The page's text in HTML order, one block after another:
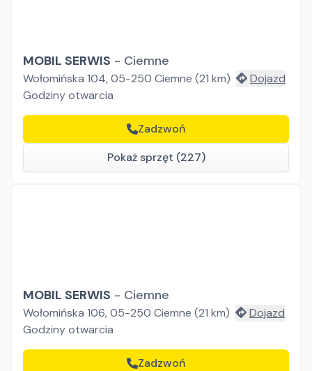
MOBIL SERWIS - Ciemne
Wołomińska 104, 05-250 Ciemne (21 km)
Dojazd
Godziny otwarcia
Zadzwoń
Pokaż sprzęt (227)
MOBIL SERWIS - Ciemne
Wołomińska 106, 05-250 Ciemne (21 km)
Dojazd
Godziny otwarcia
Zadzwoń